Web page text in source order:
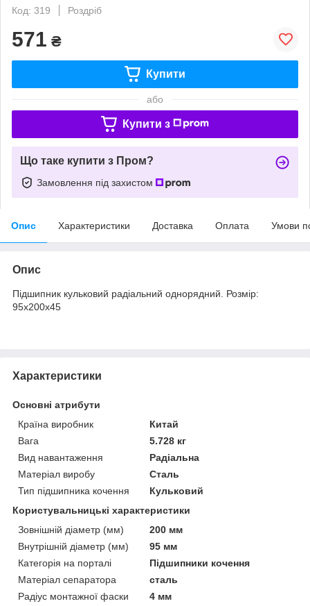
Код: 319
Роздріб
571 ₴
Купити
або
Купити з
Що таке купити з Пром?
Замовлення під захистом
Опис Характеристики Доставка Оплата Умови
Опис
Підшипник кульковий радіальний однорядний. Розмір:
95х200х45
Характеристики
Основні атрибути
Країна виробник
Китай
Вага
5.728 кг
Вид навантаження
Радіальна
Матеріал виробу
Сталь
Тип підшипника кочення
Кульковий
Користувальницькі характеристики
Зовнішній діаметр (мм)
200 мм
Внутрішній діаметр (мм)
95 мм
Категорія на порталі
Підшипники кочення
Матеріал сепаратора
сталь
Радіус монтажної фаски
4 мм